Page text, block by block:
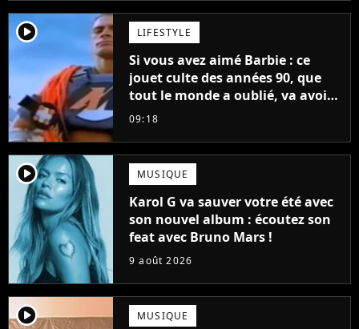
player2 LIFESTYLE
Si vous avez aimé Barbie : ce
jouet culte des années 90, que
tout le monde a oublié, va avoir
un film
09:18
player2 MUSIQUE
Karol G va sauver votre été avec
son nouvel album : écoutez son
feat avec Bruno Mars !
9 août 2026
player2 MUSIQUE